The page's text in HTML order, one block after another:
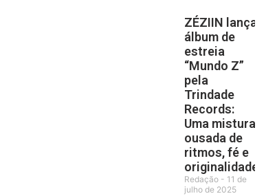
ZÉZIIN lança
álbum de
estreia
“Mundo Z”
pela
Trindade
Records:
Uma mistura
ousada de
ritmos, fé e
originalidade
Redação
11 de
julho de 2025